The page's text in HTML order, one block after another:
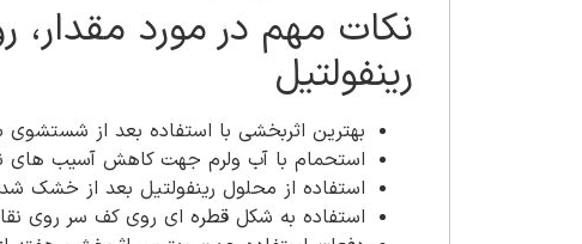
نکات مهم در مورد
رینفولتیل
بهترین اثربخشی با استفاده بعد از
استحمام با آب ولرم جهت کاهش آسیب های
استفاده از محلول رینفولتیل بعد از خشک
استفاده به شکل قطره ای روی کف سر روی